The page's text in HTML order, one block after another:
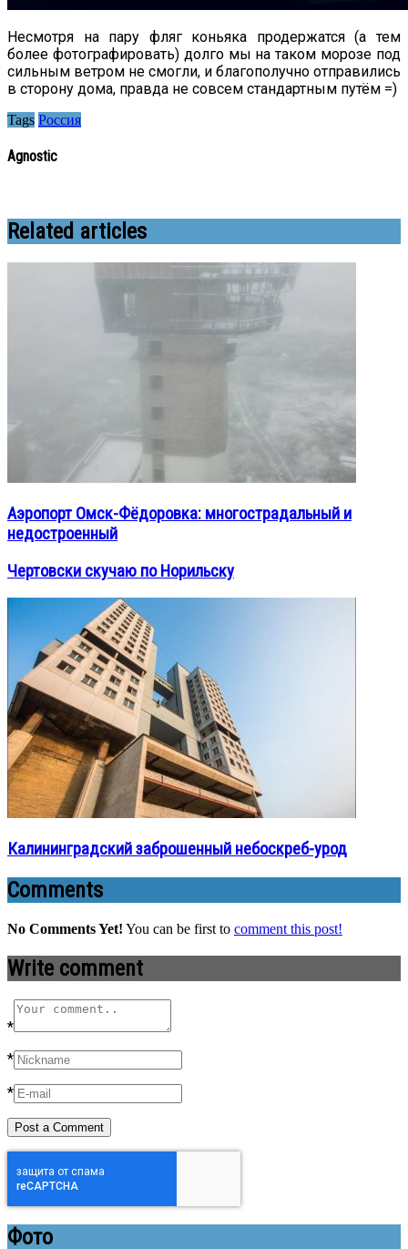
Несмотря на пару фляг коньяка продержатся (а тем
более фотографировать) долго мы на таком морозе под
сильным ветром не смогли, и благополучно отправились
в сторону дома, правда не совсем стандартным путём =)
Tags Россия
Agnostic
Related articles
Аэропорт Омск-Фёдоровка: многострадальный и
недостроенный
Чертовски скучаю по Норильску
Калининградский заброшенный небоскреб-урод
Comments
No Comments Yet! You can be first to comment this post!
Write comment
*
*
*
Фото